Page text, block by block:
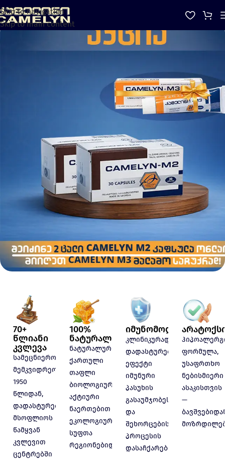
Skip to navigation
Skip to main content
70+
წლიანი
კვლევა
სამეცნიერო
მემკვიდრეობა
1950
წლიდან,
დადასტურებული
მსოფლიოს
წამყვან
კვლევით
ცენტრებში
100%
ნატურალური
ნატურალური
ქართული
თაფლი
ბიოლოგიურად
აქტიური
ნაერთებით
ეკოლოგიურად
სუფთა
რეგიონებიდან
კლინიკურად
დადასტურებული
ეფექტი
იმუნური
პასუხის
გასაუმჯობესებლად
და
შეხორცების
პროცესის
დასაჩქარებლად
ფორმულა,
უსაფრთხო
ნებისმიერი
ასაკისთვის
—